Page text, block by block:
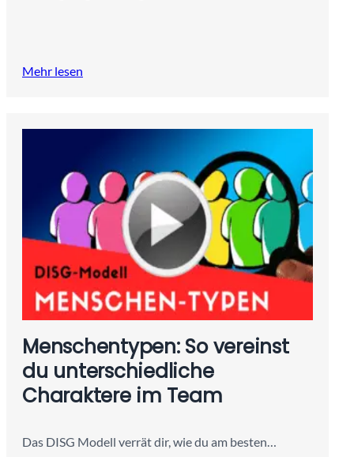
Mehr lesen
Menschentypen: So vereinst
du unterschiedliche
Charaktere im Team
Das DISG Modell verrät dir, wie du am besten…